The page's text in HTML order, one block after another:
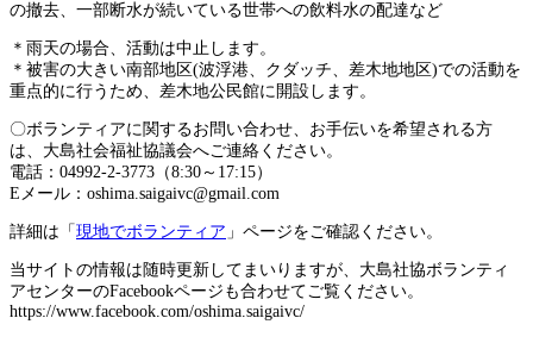
の撤去、一部断水が続いている世帯への飲料水の配達など
＊雨天の場合、活動は中止します。
＊被害の大きい南部地区(波浮港、クダッチ、差木地地区)での活動を
重点的に行うため、差木地公民館に開設します。
〇ボランティアに関するお問い合わせ、お手伝いを希望される方
は、大島社会福祉協議会へご連絡ください。
電話：04992-2-3773（8:30～17:15）
Eメール：oshima.saigaivc@gmail.com
詳細は「現地でボランティア 」ページをご確認ください。
当サイトの情報は随時更新してまいりますが、大島社協ボランティ
アセンターのFacebookページも合わせてご覧ください。
https://www.facebook.com/oshima.saigaivc/